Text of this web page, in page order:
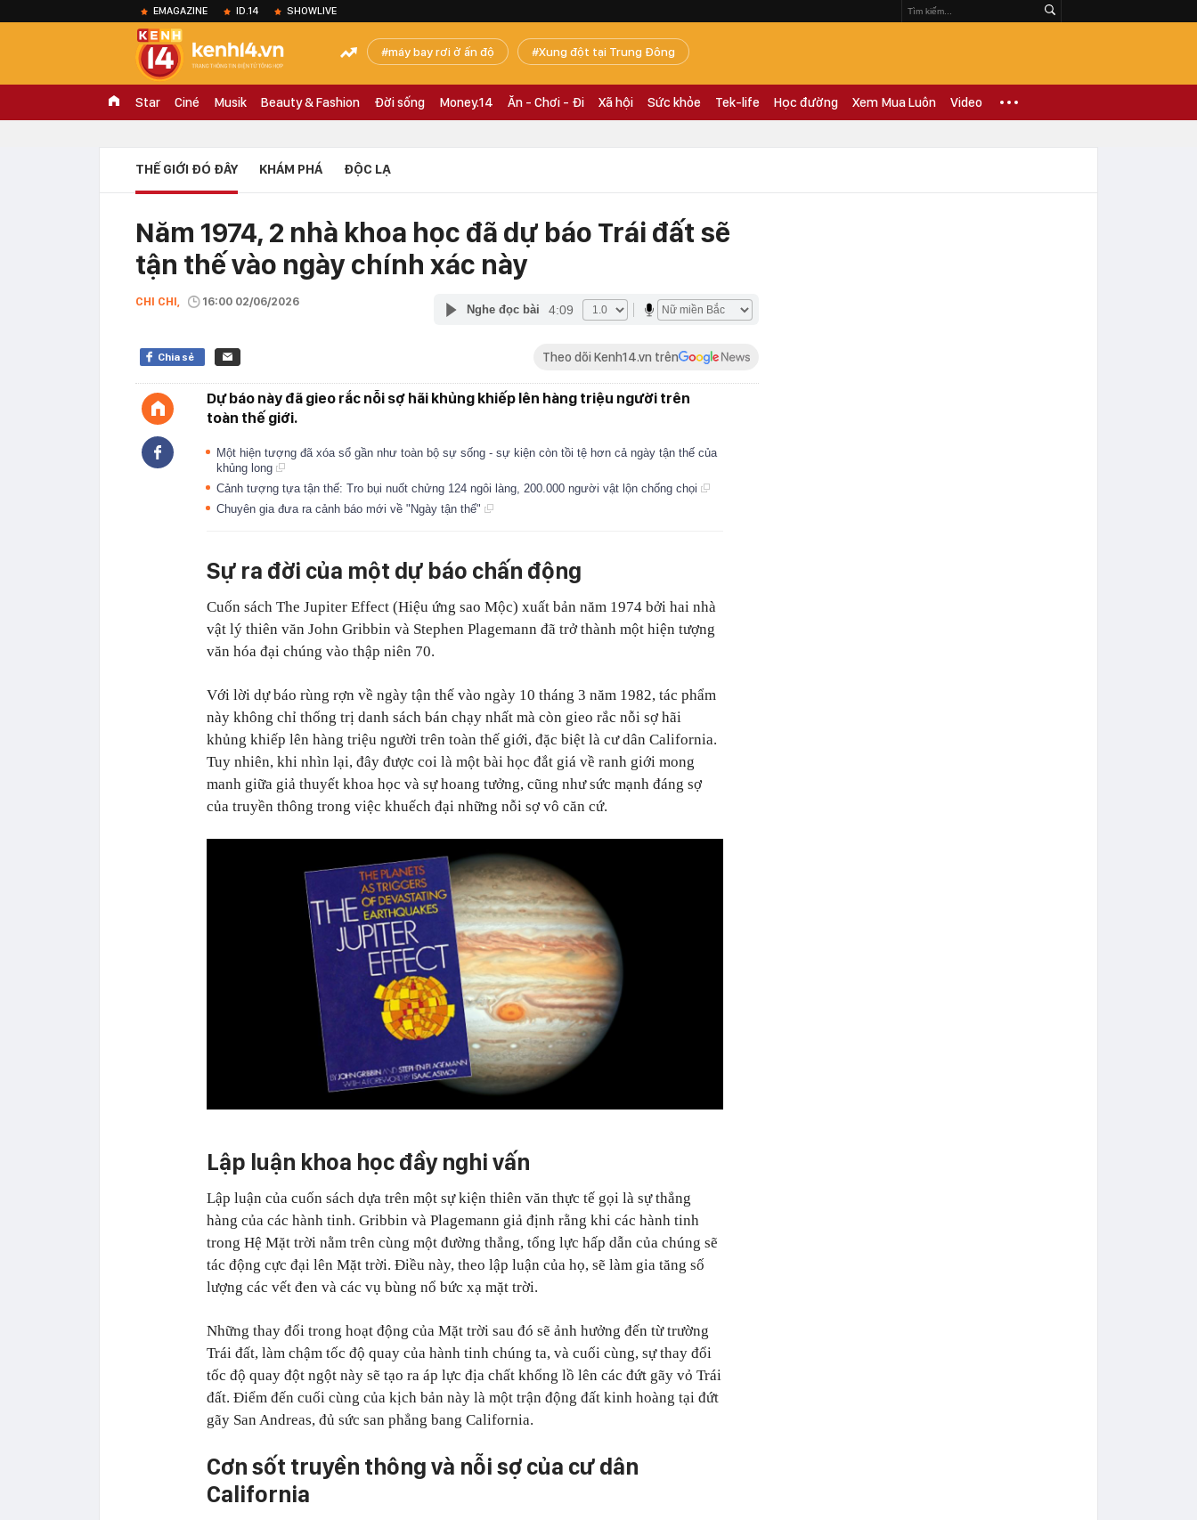
EMAGAZINE ID.14 SHOWLIVE
máy bay rơi ở ấn độ Xung đột tại Trung Đông
Star Ciné Musik Beauty & Fashion Đời sống Money.14 Ăn - Chơi - Đi Xã hội Sức khỏe Tek-life Học đường Xem Mua Luôn Video
THẾ GIỚI ĐÓ ĐÂY KHÁM PHÁ ĐỘC LẠ
Năm 1974, 2 nhà khoa học đã dự báo Trái đất sẽ
tận thế vào ngày chính xác này
CHI CHI, 16:00 02/06/2026
Nghe đọc bài 4:09
Chia sẻ Theo dõi Kenh14.vn trên
Dự báo này đã gieo rắc nỗi sợ hãi khủng khiếp lên hàng triệu người trên
toàn thế giới.
Một hiện tượng đã xóa sổ gần như toàn bộ sự sống - sự kiện còn tồi tệ hơn cả ngày tận thế của
khủng long
Cảnh tượng tựa tận thế: Tro bụi nuốt chửng 124 ngôi làng, 200.000 người vật lộn chống chọi
Chuyên gia đưa ra cảnh báo mới về "Ngày tận thế"
Sự ra đời của một dự báo chấn động
Cuốn sách The Jupiter Effect (Hiệu ứng sao Mộc) xuất bản năm 1974 bởi hai nhà
vật lý thiên văn John Gribbin và Stephen Plagemann đã trở thành một hiện tượng
văn hóa đại chúng vào thập niên 70.
Với lời dự báo rùng rợn về ngày tận thế vào ngày 10 tháng 3 năm 1982, tác phẩm
này không chỉ thống trị danh sách bán chạy nhất mà còn gieo rắc nỗi sợ hãi
khủng khiếp lên hàng triệu người trên toàn thế giới, đặc biệt là cư dân California.
Tuy nhiên, khi nhìn lại, đây được coi là một bài học đắt giá về ranh giới mong
manh giữa giả thuyết khoa học và sự hoang tưởng, cũng như sức mạnh đáng sợ
của truyền thông trong việc khuếch đại những nỗi sợ vô căn cứ.
Lập luận khoa học đầy nghi vấn
Lập luận của cuốn sách dựa trên một sự kiện thiên văn thực tế gọi là sự thẳng
hàng của các hành tinh. Gribbin và Plagemann giả định rằng khi các hành tinh
trong Hệ Mặt trời nằm trên cùng một đường thẳng, tổng lực hấp dẫn của chúng sẽ
tác động cực đại lên Mặt trời. Điều này, theo lập luận của họ, sẽ làm gia tăng số
lượng các vết đen và các vụ bùng nổ bức xạ mặt trời.
Những thay đổi trong hoạt động của Mặt trời sau đó sẽ ảnh hưởng đến từ trường
Trái đất, làm chậm tốc độ quay của hành tinh chúng ta, và cuối cùng, sự thay đổi
tốc độ quay đột ngột này sẽ tạo ra áp lực địa chất khổng lồ lên các đứt gãy vỏ Trái
đất. Điểm đến cuối cùng của kịch bản này là một trận động đất kinh hoàng tại đứt
gãy San Andreas, đủ sức san phẳng bang California.
Cơn sốt truyền thông và nỗi sợ của cư dân
California